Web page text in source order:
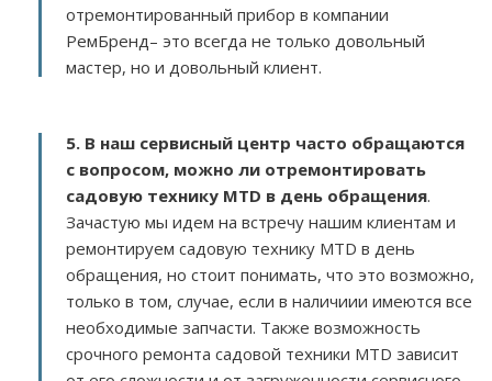
отремонтированный прибор в компании
РемБренд– это всегда не только довольный
мастер, но и довольный клиент.
5. В наш сервисный центр часто обращаются
с вопросом, можно ли отремонтировать
садовую технику MTD в день обращения.
Зачастую мы идем на встречу нашим клиентам и
ремонтируем садовую технику MTD в день
обращения, но стоит понимать, что это возможно,
только в том, случае, если в наличиии имеются все
необходимые запчасти. Также возможность
срочного ремонта садовой техники MTD зависит